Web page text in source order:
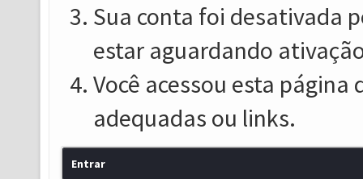
Sua conta foi desativada
estar aguardando
Você acessou esta
adequadas ou links.
Entrar